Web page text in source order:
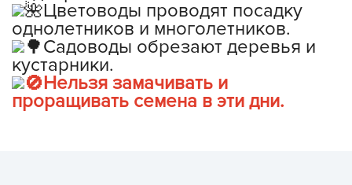
Цветоводы проводят посадку
однолетников и многолетников.
Садоводы обрезают деревья и
кустарники.
Нельзя замачивать и
проращивать семена в эти дни.